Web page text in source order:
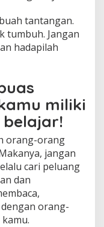
tantangan.
tumbuh. Jangan
hadapilah
miliki
orang-orang
jangan
cari peluang
dan
orang-